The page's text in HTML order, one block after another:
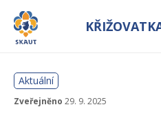
Aktuální
Zveřejněno 29. 9. 2025